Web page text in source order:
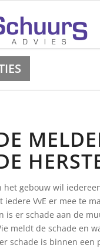
het gebouw wil
iedere VvE er mee te
is er schade aan de
meldt de schade en
schade is binnen een